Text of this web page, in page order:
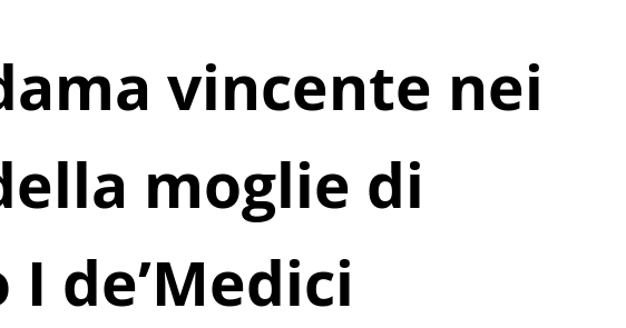
vincente nei
moglie di
I de’Medici